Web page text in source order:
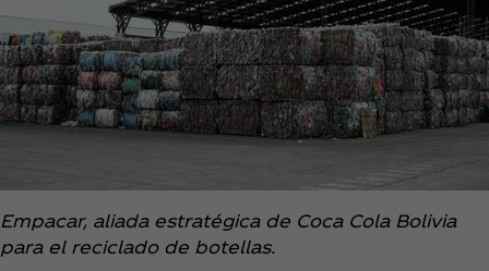
Empacar, aliada estratégica de Coca Cola Bolivia
para el reciclado de botellas.